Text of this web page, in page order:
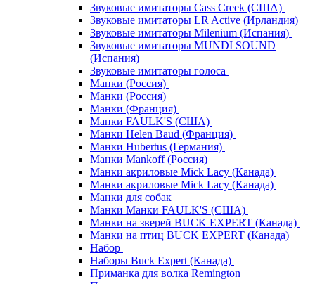
Звуковые имитаторы Cass Creek (США)
Звуковые имитаторы LR Active (Ирландия)
Звуковые имитаторы Milenium (Испания)
Звуковые имитаторы MUNDI SOUND
(Испания)
Звуковые имитаторы голоса
Манки (Россия)
Манки (Россия)
Манки (Франция)
Манки FAULK'S (США)
Манки Helen Baud (Франция)
Манки Hubertus (Германия)
Манки Mankoff (Россия)
Манки акриловые Mick Lacy (Канада)
Манки акриловые Mick Lacy (Канада)
Манки для собак
Манки Манки FAULK'S (США)
Манки на зверей BUCK EXPERT (Канада)
Манки на птиц BUCK EXPERT (Канада)
Набор
Наборы Buck Expert (Канада)
Приманка для волка Remington